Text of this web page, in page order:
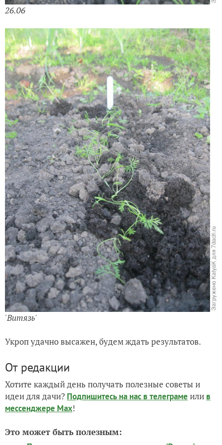
26.06
'Витязь'
Укроп удачно высажен, будем ждать результатов.
От редакции
Хотите каждый день получать полезные советы и
идеи для дачи? Подпишитесь на нас в телеграме или в
мессенджере Max!
Это может быть полезным: